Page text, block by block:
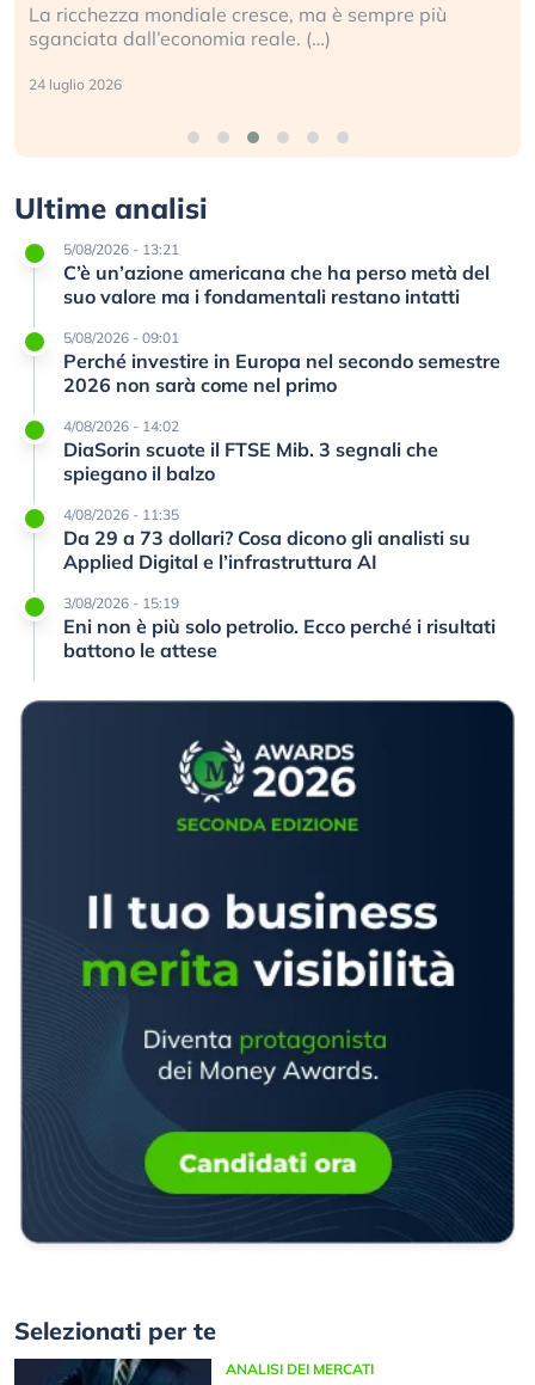
La ricchezza mondiale cresce, ma è sempre più
sganciata dall’economia reale. (…)
24 luglio 2026
Ultime analisi
5/08/2026 - 13:21
C’è un’azione americana che ha perso metà del
suo valore ma i fondamentali restano intatti
5/08/2026 - 09:01
Perché investire in Europa nel secondo semestre
2026 non sarà come nel primo
4/08/2026 - 14:02
DiaSorin scuote il FTSE Mib. 3 segnali che
spiegano il balzo
4/08/2026 - 11:35
Da 29 a 73 dollari? Cosa dicono gli analisti su
Applied Digital e l’infrastruttura AI
3/08/2026 - 15:19
Eni non è più solo petrolio. Ecco perché i risultati
battono le attese
Selezionati per te
ANALISI DEI MERCATI